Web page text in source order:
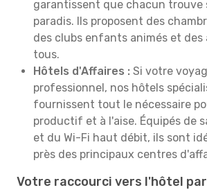
garantissent que chacun trouve
paradis. Ils proposent des
des clubs enfants animés et
tous.
Hôtels d'Affaires : Si votre
professionnel, nos hôtels
fournissent tout le nécessaire
productif et à l'aise. Équipés de
et du Wi-Fi haut débit, ils sont
près des principaux centres
Votre raccourci vers l'hôtel